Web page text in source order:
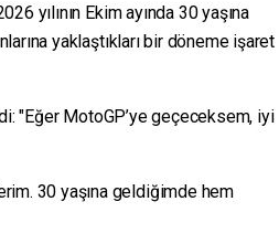
yılının Ekim ayında 30 yaşına
yaklaştıkları bir döneme işaret
"Eğer MotoGP’ye geçeceksem, iyi
30 yaşına geldiğimde hem